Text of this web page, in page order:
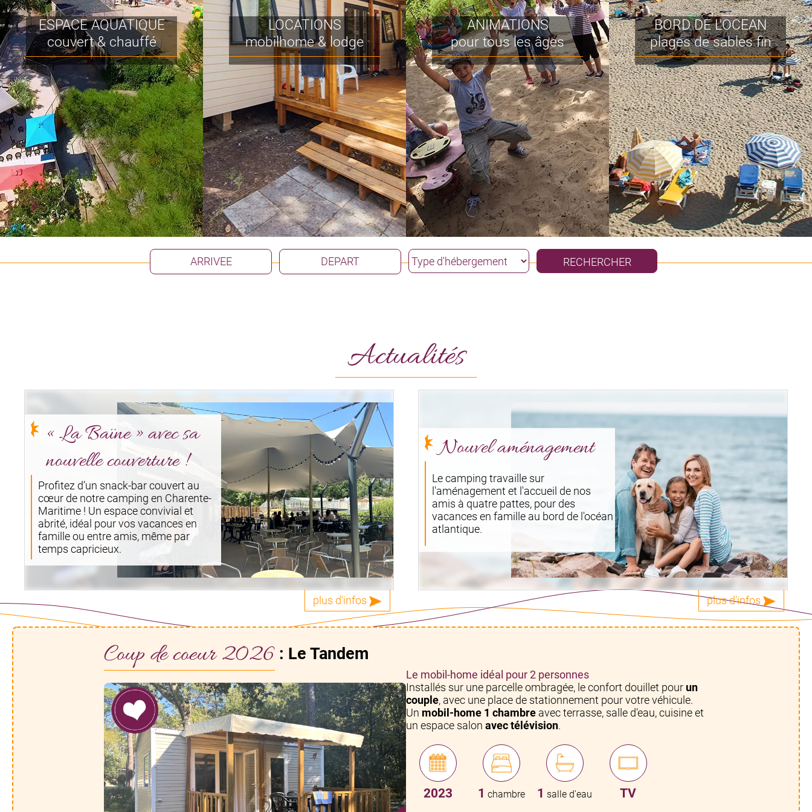
ESPACE AQUATIQUE
couvert & chauffé
LOCATIONS
mobilhome & lodge
ANIMATIONS
pour tous les âges
BORD DE L'OCEAN
plages de sables fin
ARRIVEE DEPART
Actualités
« La Baïne » avec sa
nouvelle couverture !
Profitez d’un snack-bar couvert au
cœur de notre camping en Charente-
Maritime ! Un espace convivial et
abrité, idéal pour vos vacances en
famille ou entre amis, même par
temps capricieux.
plus d'infos
Nouvel aménagement
Le camping travaille sur
l'aménagement et l'accueil de nos
amis à quatre pattes, pour des
vacances en famille au bord de l'océan
atlantique.
plus d'infos
Coup de coeur 2026 : Le Tandem
Le mobil-home idéal pour 2 personnes
Installés sur une parcelle ombragée, le confort douillet pour un
couple, avec une place de stationnement pour votre véhicule.
Un mobil-home 1 chambre avec terrasse, salle d'eau, cuisine et
un espace salon avec télévision.
2023 1 chambre 1 salle d'eau TV